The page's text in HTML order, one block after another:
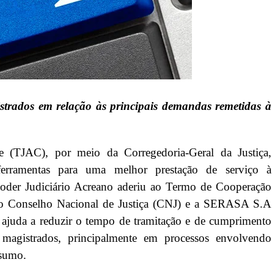
em relação às principais demandas remetidas à
(TJAC), por meio da Corregedoria-Geral da Justiça,
para uma melhor prestação de serviço à
Judiciário Acreano aderiu ao Termo de Cooperação
Conselho Nacional de Justiça (CNJ) e a SERASA S.A
ajuda a reduzir o tempo de tramitação e de cumprimento
principalmente em processos envolvendo